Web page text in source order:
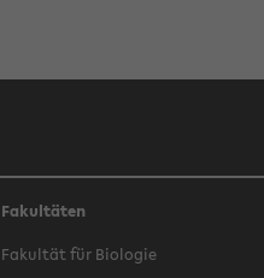
Fakultäten
Fa­kul­tät für Bio­lo­gie